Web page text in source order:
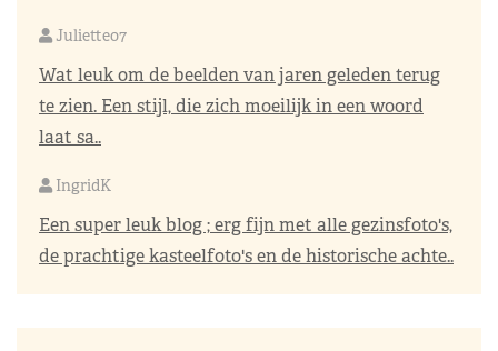
Juliette07
Wat leuk om de beelden van jaren geleden terug
te zien. Een stijl, die zich moeilijk in een woord
laat sa..
IngridK
Een super leuk blog ; erg fijn met alle gezinsfoto's,
de prachtige kasteelfoto's en de historische achte..